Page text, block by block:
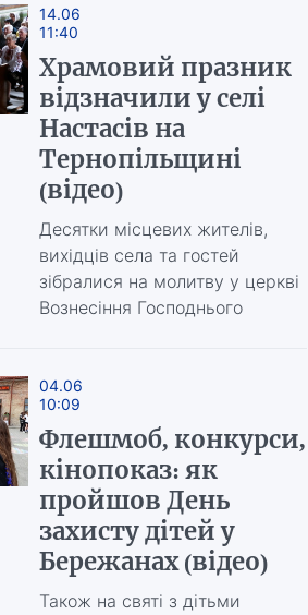
14.06
11:40
Храмовий празник
відзначили у селі
Настасів на
Тернопільщині
(відео)
Десятки місцевих жителів,
вихідців села та гостей
зібралися на молитву у церкві
Вознесіння Господнього
04.06
10:09
Флешмоб, конкурси,
кінопоказ: як
пройшов День
захисту дітей у
Бережанах (відео)
Також на святі з дітьми